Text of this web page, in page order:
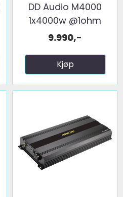
DD Audio M4000
1x4000w @1ohm
9.990,-
Kjøp